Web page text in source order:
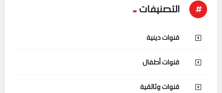
التصنيفات
قنوات دينية
قنوات أطفال
قنوات وثائقية